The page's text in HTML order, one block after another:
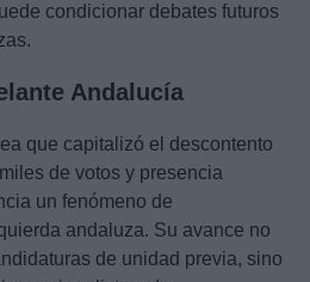
condicionar debates futuros
Andalucía
que capitalizó el descontento
de votos y presencia
un fenómeno de
andaluza. Su avance no
de unidad previa, sino